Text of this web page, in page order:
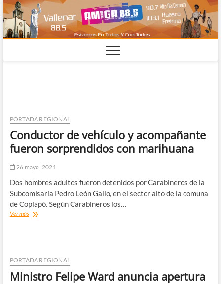
Saltar
al
contenido
PORTADA REGIONAL
Conductor de vehículo y acompañante
fueron sorprendidos con marihuana
26 mayo, 2021
Dos hombres adultos fueron detenidos por Carabineros de la
Subcomisaría Pedro León Gallo, en el sector alto de la comuna
de Copiapó. Según Carabineros los…
Ver másConductor
fueron
sorprendidos
con
PORTADA REGIONAL
Ministro Felipe Ward anuncia apertura